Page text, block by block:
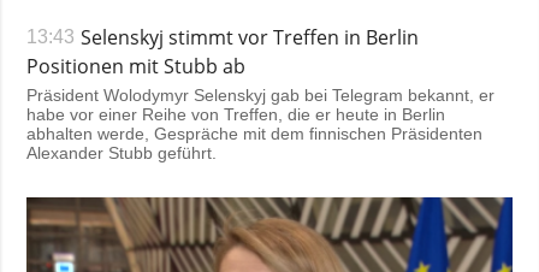
13:43 Selenskyj stimmt vor Treffen in Berlin
Positionen mit Stubb ab
Präsident Wolodymyr Selenskyj gab bei Telegram bekannt, er
habe vor einer Reihe von Treffen, die er heute in Berlin
abhalten werde, Gespräche mit dem finnischen Präsidenten
Alexander Stubb geführt.